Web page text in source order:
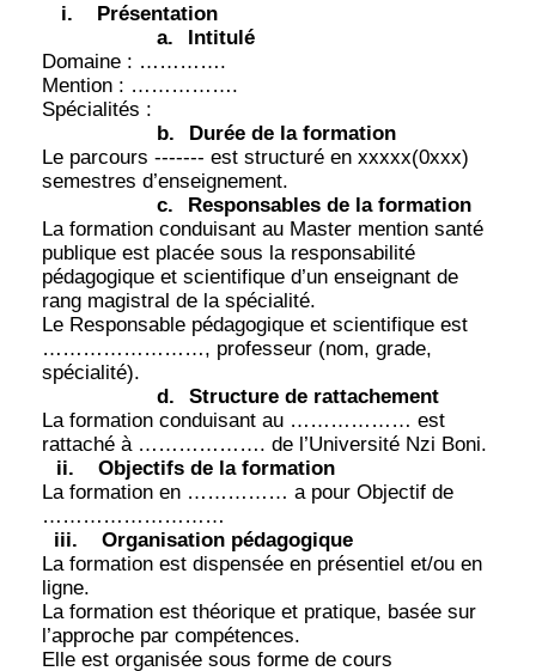
i.
Présentation
a.
Intitulé
Domaine : ………….
Mention : …………….
Spécialités :
b.
Durée de la formation
Le parcours ------- est structuré en xxxxx(0xxx)
semestres d’enseignement.
c.
Responsables de la formation
La formation conduisant au Master mention santé
publique est placée sous la responsabilité
pédagogique et scientifique d’un enseignant de
rang magistral de la spécialité.
Le Responsable pédagogique et scientifique est
……………………, professeur (nom, grade,
spécialité).
d.
Structure de rattachement
La formation conduisant au ……………… est
rattaché à ………………. de l’Université Nzi Boni.
ii.
Objectifs de la formation
La formation en …………… a pour Objectif de
………………………
iii.
Organisation pédagogique
La formation est dispensée en présentiel et/ou en
ligne.
La formation est théorique et pratique, basée sur
l’approche par compétences.
Elle est organisée sous forme de cours